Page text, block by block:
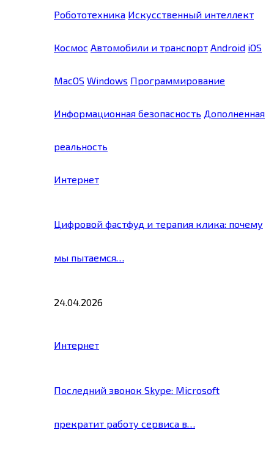
Робототехника Искусственный интеллект
Космос Автомобили и транспорт Android iOS
MacOS Windows Программирование
Информационная безопасность Дополненная
реальность
Интернет
Цифровой фастфуд и терапия клика: почему
мы пытаемся…
24.04.2026
Интернет
Последний звонок Skype: Microsoft
прекратит работу сервиса в…